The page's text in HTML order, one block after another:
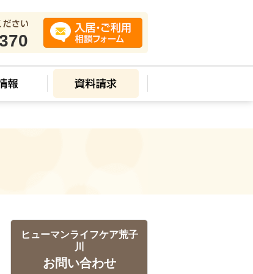
ヒューマンライフケア荒子
川
お問い合わせ